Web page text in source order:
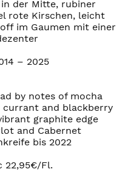
der Mitte, rubiner
rote Kirschen, leicht
im Gaumen mit einer
– 2025
by notes of mocha
currant and blackberry
graphite edge
and Cabernet
bis 2022
22,95€/Fl.